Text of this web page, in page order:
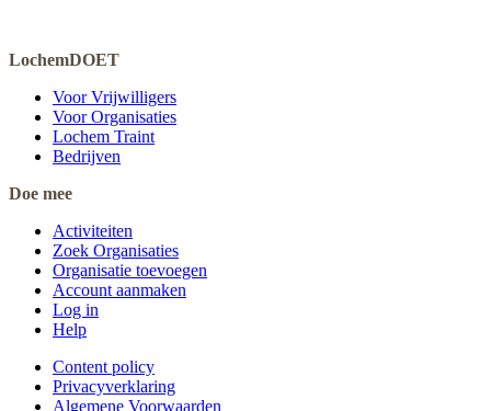
LochemDOET
Voor Vrijwilligers
Voor Organisaties
Lochem Traint
Bedrijven
Doe mee
Activiteiten
Zoek Organisaties
Organisatie toevoegen
Account aanmaken
Log in
Help
Content policy
Privacyverklaring
Algemene Voorwaarden